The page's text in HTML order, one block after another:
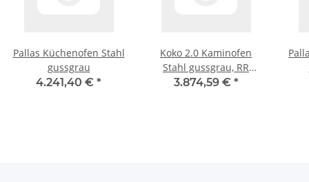
Pallas Küchenofen Stahl
gussgrau
4.241,40 € *
Koko 2.0 Kaminofen
Stahl gussgrau, RR
hinten, WHF Keramik
3.874,59 € *